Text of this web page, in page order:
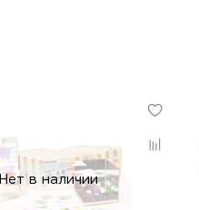
Нет в наличии